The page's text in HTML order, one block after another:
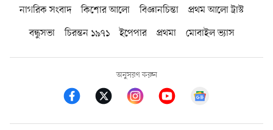
নাগরিক সংবাদ কিশোর আলো বিজ্ঞানচিন্তা
প্রথম আলো ট্রাস্ট
বন্ধুসভা
চিরন্তন ১৯৭১ ইপেপার প্রথমা মোবাইল ভ্যাস
অনুসরণ করুন